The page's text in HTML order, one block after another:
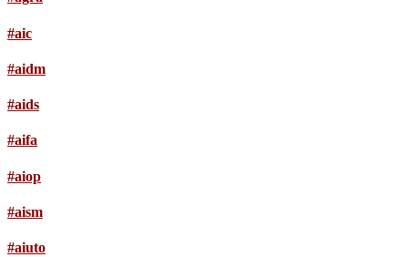
#aic
#aidm
#aids
#aifa
#aiop
#aism
#aiuto